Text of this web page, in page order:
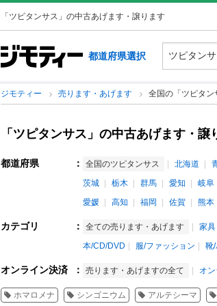
「ツピタンサス」の中古あげます・譲ります
都道府県選択
ジモティー 売ります・あげます 全国の「ツピタン
「ツピタンサス」の中古あげます・譲
都道府県 ： 全国のツピタンサス 北海道
茨城
栃木 群馬 愛知 岐阜
愛媛
高知 福岡 佐賀 熊本
カテゴリ ： 全ての売ります・あげます 家具
本/CD/DVD
服/ファッション 靴
オンライン決済 ： 売ります・あげますの全て オ
ホマロメナ シンゴニウム アルテシーマ